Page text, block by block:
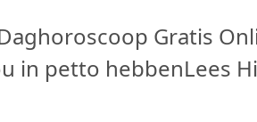
Gratis
in petto hebbenLees